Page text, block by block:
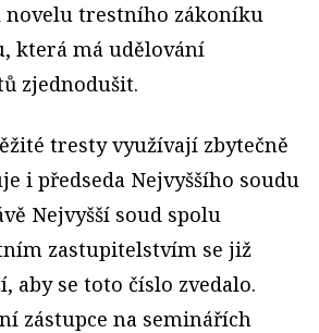
novelu trestního zákoníku
která má udělování
zjednodušit.
tresty využívají zbytečně
i předseda Nejvyššího soudu
Nejvyšší soud spolu
zastupitelstvím se již
aby se toto číslo zvedalo.
zástupce na seminářích